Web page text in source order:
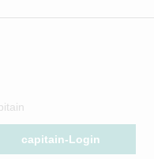
capitain-Login